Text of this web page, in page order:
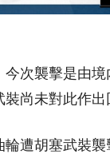
次襲擊是由境
尚未對此作出
遭胡塞武裝襲